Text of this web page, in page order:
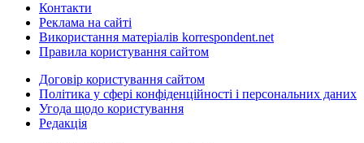
Контакти
Реклама на сайті
Використання матеріалів korrespondent.net
Правила користування сайтом
Договір користування сайтом
Політика у сфері конфіденційності і персональних даних
Угода щодо користування
Редакція